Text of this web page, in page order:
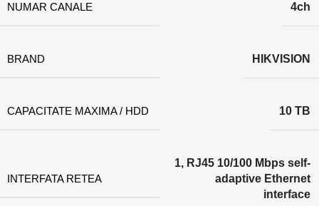
NUMAR CANALE 4ch
BRAND HIKVISION
CAPACITATE MAXIMA / HDD 10 TB
INTERFATA RETEA
1, RJ45 10/100 Mbps self-
adaptive Ethernet
interface